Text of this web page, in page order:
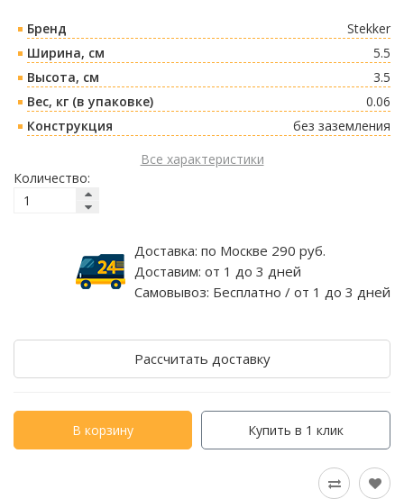
Бренд
Stekker
Ширина, см
5.5
Высота, см
3.5
Вес, кг (в упаковке)
0.06
Конструкция
без заземления
Все характеристики
Количество:
Доставка: по Москве 290 руб.
Доставим: от 1 до 3 дней
Самовывоз: Бесплатно / от 1 до 3 дней
Рассчитать доставку
В корзину Купить в 1 клик